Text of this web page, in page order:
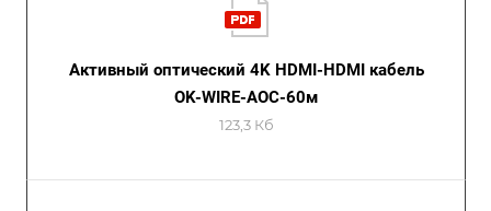
Активный оптический 4K HDMI-HDMI кабель
OK-WIRE-AOC-60м
123,3 Кб